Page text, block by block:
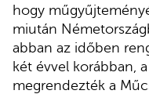
hogy
miután
abban az időben
két évvel korábban,
megrendezték a